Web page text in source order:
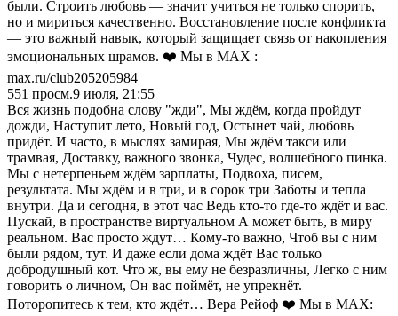
были. Строить любовь — значит учиться не только спорить,
но и мириться качественно. Восстановление после конфликта
— это важный навык, который защищает связь от накопления
эмоциональных шрамов. ❤️ Мы в МАХ :
max.ru/club205205984
551 просм.9 июля, 21:55
Вся жизнь подобна слову "жди", Мы ждём, когда пройдут
дожди, Наступит лето, Новый год, Остынет чай, любовь
придёт. И часто, в мыслях замирая, Мы ждём такси или
трамвая, Доставку, важного звонка, Чудес, волшебного пинка.
Мы с нетерпеньем ждём зарплаты, Подвоха, писем,
результата. Мы ждём и в три, и в сорок три Заботы и тепла
внутри. Да и сегодня, в этот час Ведь кто-то где-то ждёт и вас.
Пускай, в пространстве виртуальном А может быть, в миру
реальном. Вас просто ждут… Кому-то важно, Чтоб вы с ним
были рядом, тут. И даже если дома ждёт Вас только
добродушный кот. Что ж, вы ему не безразличны, Легко с ним
говорить о личном, Он вас поймёт, не упрекнёт.
Поторопитесь к тем, кто ждёт… Вера Рейоф ❤️ Мы в MAX: